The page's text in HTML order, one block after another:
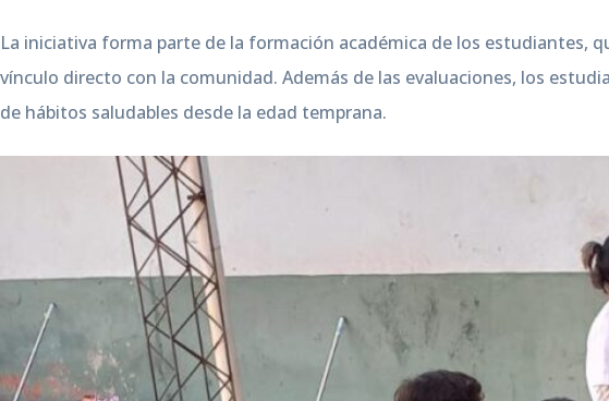
La iniciativa forma parte de la formación académica de los estudiantes,
vínculo directo con la comunidad. Además de las evaluaciones, los
de hábitos saludables desde la edad temprana.